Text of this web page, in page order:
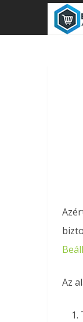
Az